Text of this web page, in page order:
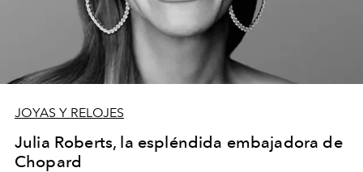
JOYAS Y RELOJES
Julia Roberts, la espléndida embajadora de
Chopard